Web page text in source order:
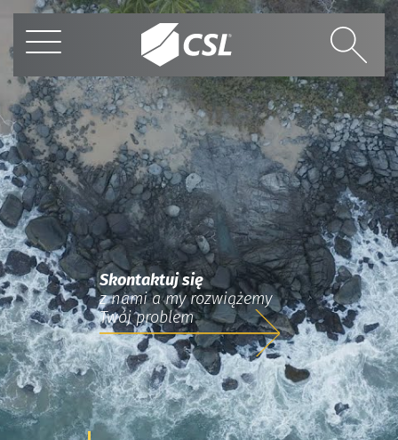
Skontaktuj się
z nami a my rozwiążemy
Twój problem